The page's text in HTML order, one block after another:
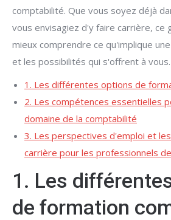
comptabilité. Que vous soyez déjà
vous envisagiez d'y faire carrière, ce
mieux comprendre ce qu'implique une
et les possibilités qui s'offrent à vous.
1. Les différentes options de
2. Les compétences essentielles
domaine de la comptabilité
3. Les perspectives d'emploi et
carrière pour les professionnels
1. Les
de formation